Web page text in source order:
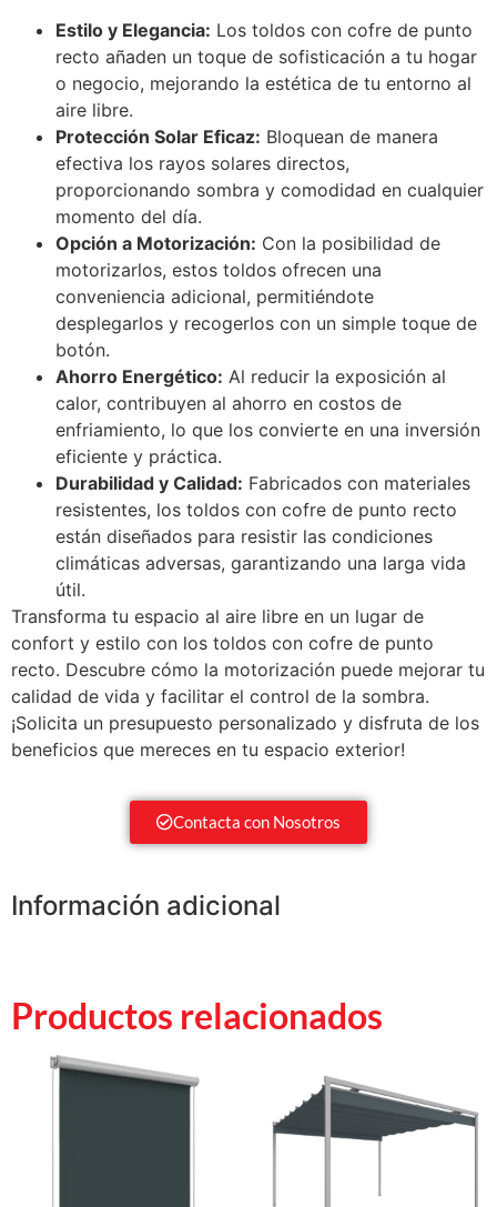
Estilo y Elegancia: Los toldos con cofre de punto
recto añaden un toque de sofisticación a tu hogar
o negocio, mejorando la estética de tu entorno al
aire libre.
Protección Solar Eficaz: Bloquean de manera
efectiva los rayos solares directos,
proporcionando sombra y comodidad en cualquier
momento del día.
Opción a Motorización: Con la posibilidad de
motorizarlos, estos toldos ofrecen una
conveniencia adicional, permitiéndote
desplegarlos y recogerlos con un simple toque de
botón.
Ahorro Energético: Al reducir la exposición al
calor, contribuyen al ahorro en costos de
enfriamiento, lo que los convierte en una inversión
eficiente y práctica.
Durabilidad y Calidad: Fabricados con materiales
resistentes, los toldos con cofre de punto recto
están diseñados para resistir las condiciones
climáticas adversas, garantizando una larga vida
útil.
Transforma tu espacio al aire libre en un lugar de
confort y estilo con los toldos con cofre de punto
recto. Descubre cómo la motorización puede mejorar tu
calidad de vida y facilitar el control de la sombra.
¡Solicita un presupuesto personalizado y disfruta de los
beneficios que mereces en tu espacio exterior!
Contacta con Nosotros
Información adicional
Productos relacionados